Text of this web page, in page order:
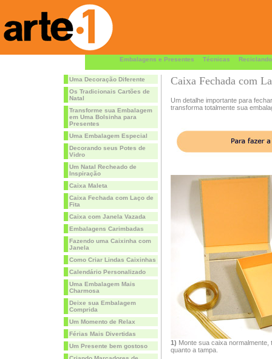
Embalagens e Presentes Técnicas Reciclando
Uma Decoração Diferente
Os Tradicionais Cartões de
Natal
Transforme sua Embalagem
em Uma Bolsinha para
Presentes
Uma Embalagem Especial
Decorando seus Potes de
Vidro
Um Natal Recheado de
Inspiração
Caixa Maleta
Caixa Fechada com Laço de
Fita
Caixa com Janela Vazada
Embalagens Carimbadas
Fazendo uma Caixinha com
Janela
Como Criar Lindas Caixinhas
Calendário Personalizado
Uma Embalagem Mais
Charmosa
Deixe sua Embalagem
Comprida
Um Momento de Relax
Férias Mais Divertidas
Um Presente bem gostoso
Caixa Fechada com
Um detalhe importante para
transforma totalmente sua
1) Monte sua caixa normalmente,
quanto a tampa.